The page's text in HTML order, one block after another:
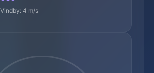
Vindby: 4 m/s